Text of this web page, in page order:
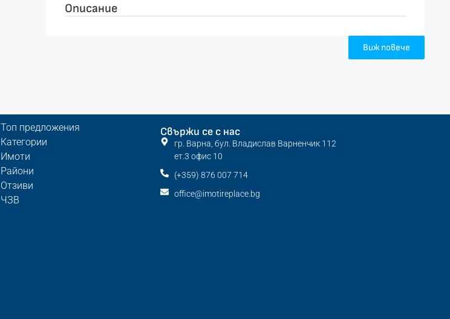
Описание
Виж повече
Топ предложения
Категории
Имоти
Райони
Отзиви
ЧЗВ
Свържи се с нас
гр. Варна, бул. Владислав Варненчик 112
ет.3 офис 10
(+359) 876 007 714
office@imotireplace.bg